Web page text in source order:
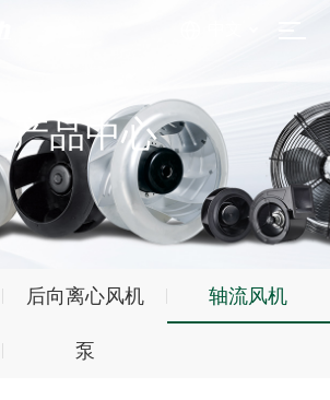
产品中心
后向离心风机 轴流风机
泵